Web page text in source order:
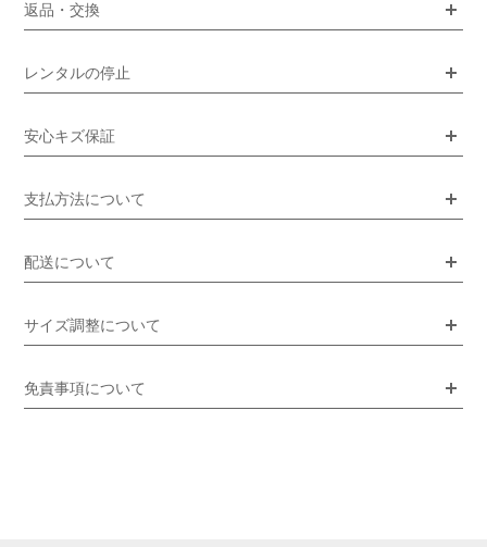
返品・交換
レンタルの停止
安心キズ保証
支払方法について
配送について
サイズ調整について
免責事項について